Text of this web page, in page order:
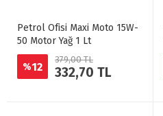
Petrol Ofisi Maxi Moto 15W-
50 Motor Yağ 1 Lt
%12
379,00 TL
332,70 TL